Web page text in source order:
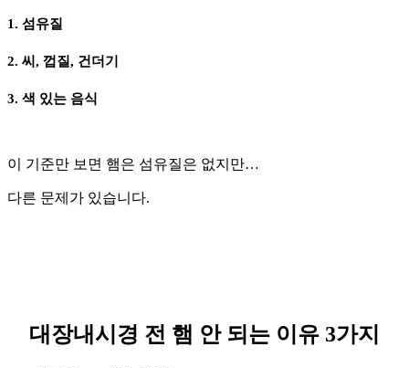
1. 섬유질
2. 씨, 껍질, 건더기
3. 색 있는 음식
이 기준만 보면 햄은 섬유질은 없지만…
다른 문제가 있습니다.
대장내시경 전 햄 안 되는 이유 3가지